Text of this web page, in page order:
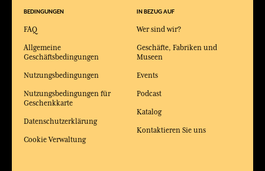
BEDINGUNGEN
FAQ
Allgemeine
Geschäftsbedingungen
Nutzungsbedingungen
Nutzungsbedingungen für
Geschenkkarte
Datenschutzerklärung
Cookie Verwaltung
IN BEZUG AUF
Wer sind wir?
Geschäfte, Fabriken und
Museen
Events
Podcast
Katalog
Kontaktieren Sie uns